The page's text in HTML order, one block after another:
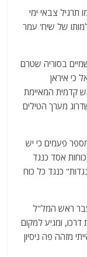
יקיימו תרגיל צבאי ימי
של שיח' עמר
בסוריה שטרם
כי איראן
קדמית המאיימת
מערך הטילים
פעמים כי יש
אסד כנגד
כנגד כל כוח
ראש המל"ל
ומגיע למקום
מזהה פה ניסיון